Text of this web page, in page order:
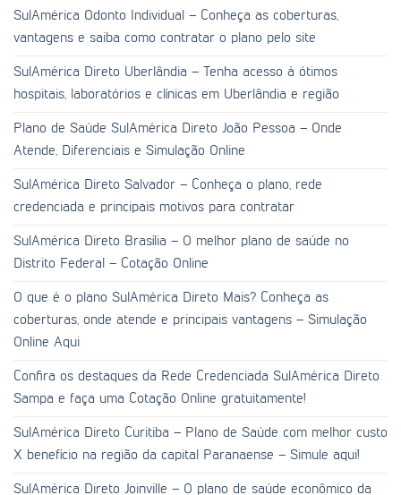
SulAmérica Odonto Individual – Conheça as coberturas,
vantagens e saiba como contratar o plano pelo site
SulAmérica Direto Uberlândia – Tenha acesso à ótimos
hospitais, laboratórios e clínicas em Uberlândia e região
Plano de Saúde SulAmérica Direto João Pessoa – Onde
Atende, Diferenciais e Simulação Online
SulAmérica Direto Salvador – Conheça o plano, rede
credenciada e principais motivos para contratar
SulAmérica Direto Brasília – O melhor plano de saúde no
Distrito Federal – Cotação Online
O que é o plano SulAmérica Direto Mais? Conheça as
coberturas, onde atende e principais vantagens – Simulação
Online Aqui
Confira os destaques da Rede Credenciada SulAmérica Direto
Sampa e faça uma Cotação Online gratuitamente!
SulAmérica Direto Curitiba – Plano de Saúde com melhor custo
X benefício na região da capital Paranaense – Simule aqui!
SulAmérica Direto Joinville – O plano de saúde econômico da